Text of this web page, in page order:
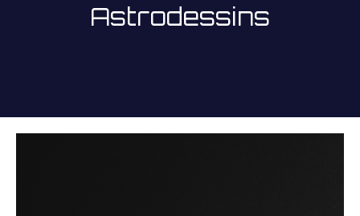
Astrodessins